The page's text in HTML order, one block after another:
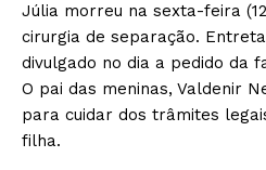
Júlia morreu na sexta-feira
cirurgia de separação.
divulgado no dia a pedido da
O pai das meninas, Valdenir
para cuidar dos trâmites
filha.